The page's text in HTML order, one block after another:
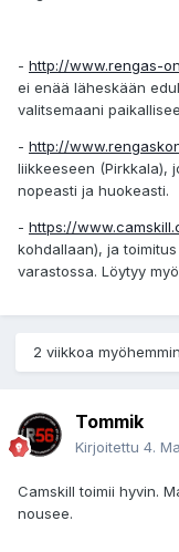
- http://www.rengas-
ei enää läheskään
valitsemaani
- http://
liikkeeseen (Pirkkala),
nopeasti ja huokeasti.
- https://
kohdallaan), ja
varastossa. Löytyy
2 viikkoa
Tommik
Kirjoitettu 4.
Camskill toimii hyvin.
nousee.